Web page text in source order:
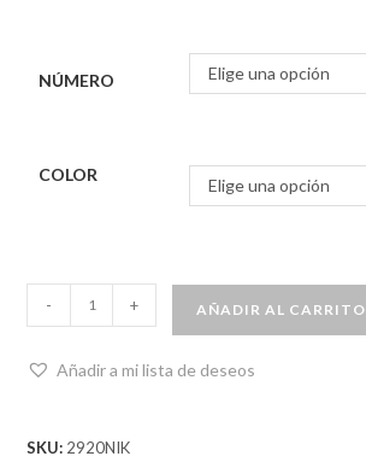
NÚMERO Elige una opción
COLOR
Elige una opción
- + AÑADIR AL CARRITO
Añadir a mi lista de deseos
SKU: 2920NIK